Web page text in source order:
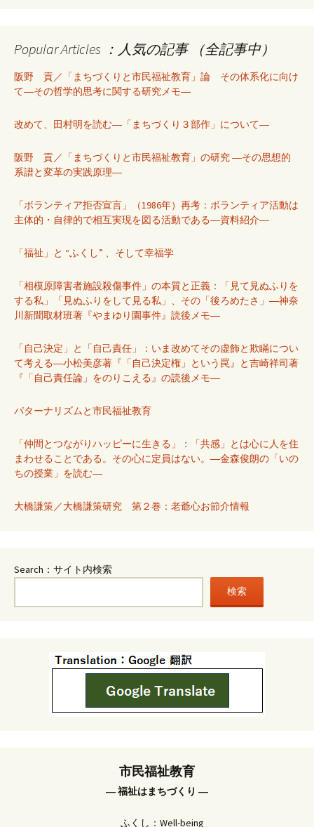
Popular Articles ：人気の記事 （全記事中）
阪野 貢／「まちづくりと市民福祉教育」論 その体系化に向け
て―その哲学的思考に関する研究メモ―
改めて、田村明を読む―「まちづくり３部作」について―
阪野 貢／「まちづくりと市民福祉教育」の研究 ―その思想的
系譜と変革の実践原理―
「ボランティア拒否宣言」（1986年）再考：ボランティア活動は
主体的・自律的で相互実現を図る活動である―資料紹介―
「福祉」と “ふくし” 、そして幸福学
「相模原障害者施設殺傷事件」の本質と正義：「見て見ぬふりを
する私」「見ぬふりをして見る私」、その「後ろめたさ」―神奈
川新聞取材班著『やまゆり園事件』読後メモ―
「自己決定」と「自己責任」：いま改めてその虚飾と欺瞞につい
て考える―小松美彦著『「自己決定権」という罠』と吉崎祥司著
『「自己責任論」をのりこえる』の読後メモ―
パターナリズムと市民福祉教育
「仲間とつながりハッピーに生きる」：「共感」とは心に人を住
まわせることである。その心に定員はない。―金森俊朗の「いの
ちの授業」を読む―
大橋謙策／大橋謙策研究 第２巻：老爺心お節介情報
Search：サイト内検索
検索
市民福祉教育
― 福祉はまちづくり ―
ふくし：Well-being